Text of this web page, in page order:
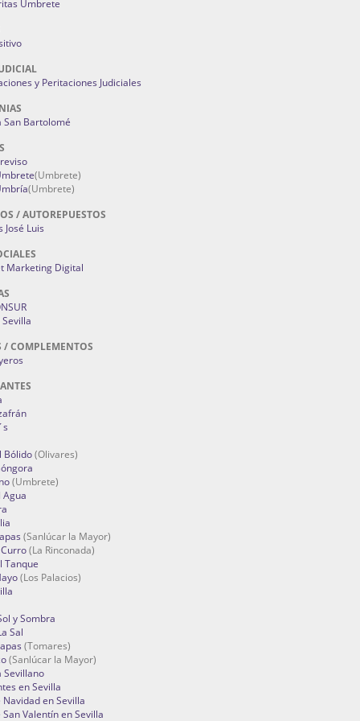
Umbrete
y Peritaciones Judiciales
San Bartolomé
(Umbrete)
(Umbrete)
/ AUTOREPUESTOS
José Luis
Marketing Digital
/ COMPLEMENTOS
Bólido(Olivares)
(Umbrete)
(Sanlúcar la Mayor)
(La Rinconada)
Tanque
(Los Palacios)
y Sombra
Sal
(Tomares)
(Sanlúcar la Mayor)
Sevillano
en Sevilla
Navidad en Sevilla
Valentín en Sevilla